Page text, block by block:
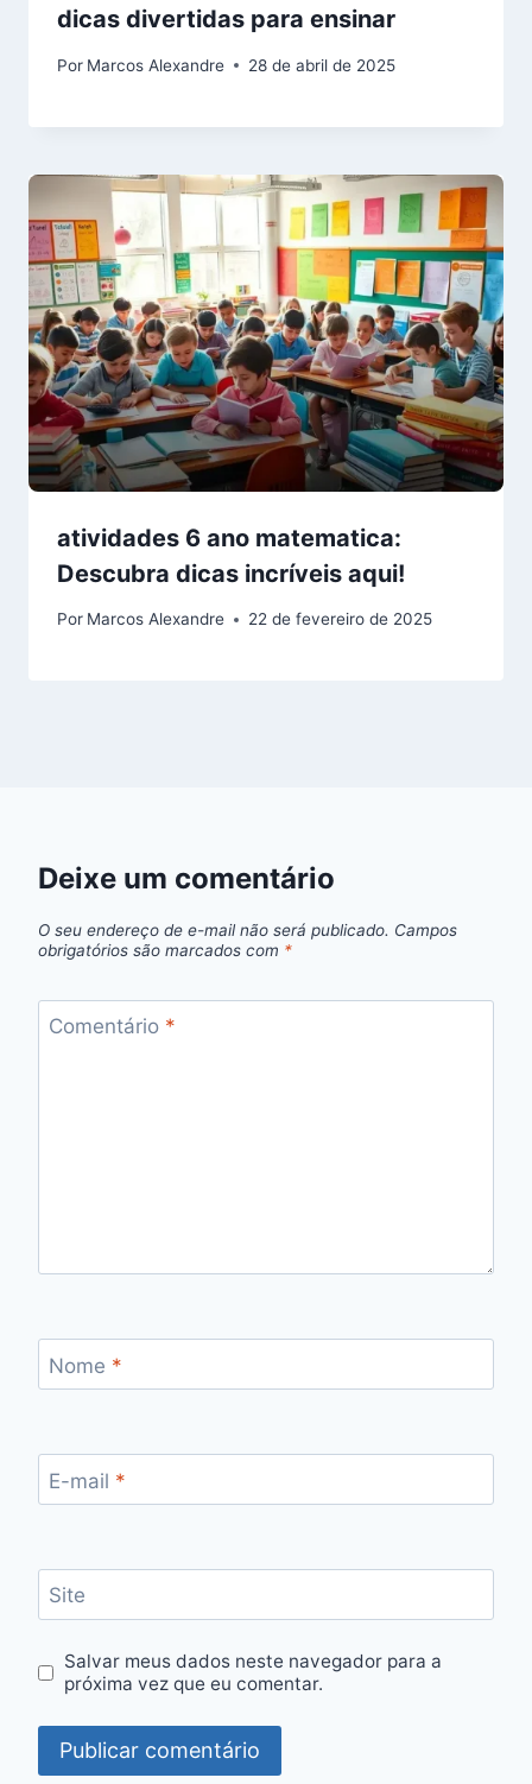
dicas divertidas para ensinar
Por Marcos Alexandre 28 de abril de 2025
atividades 6 ano matematica:
Descubra dicas incríveis aqui!
Por Marcos Alexandre 22 de fevereiro de 2025
Deixe um comentário
O seu endereço de e-mail não será publicado. Campos
obrigatórios são marcados com *
Comentário *
Nome *
E-mail *
Site
Salvar meus dados neste navegador para a
próxima vez que eu comentar.